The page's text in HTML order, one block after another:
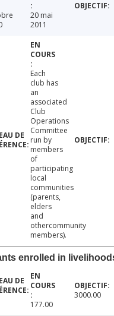
20 mai
2011
Each
club has
an
associated
Club
Operations
Committee
run by
members
of
participating
local
communities
(parents,
elders
and
othercommunity
members).
enrolled in
177.00
3000.00